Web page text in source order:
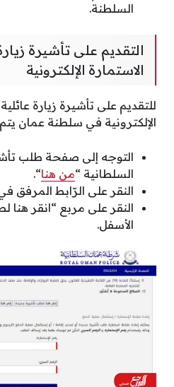
السلطنة.
التقديم على تأشيرة
الاستمارة الإلكترونية
للتقديم على تأشيرة زيارة
الإلكترونية في سلطنة عمان يتم
التوجه إلى صفحة طلب
السلطانية “من هنا“.
النقر على الرّابط المرفق
النقر على مربع “انقر
الأسفل.